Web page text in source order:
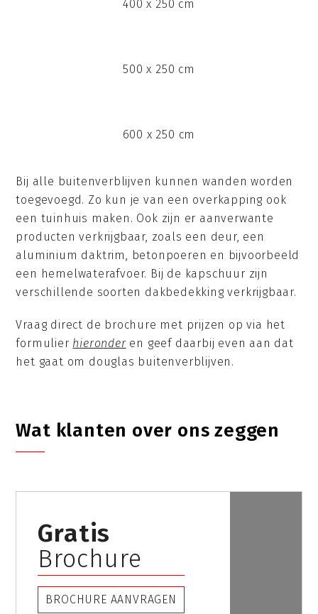
400 x 250 cm
500 x 250 cm
600 x 250 cm
Bij alle buitenverblijven kunnen wanden worden
toegevoegd. Zo kun je van een overkapping ook
een tuinhuis maken. Ook zijn er aanverwante
producten verkrijgbaar, zoals een deur, een
aluminium daktrim, betonpoeren en bijvoorbeeld
een hemelwaterafvoer. Bij de kapschuur zijn
verschillende soorten dakbedekking verkrijgbaar.
Vraag direct de brochure met prijzen op via het
formulier hieronderen geef daarbij even aan dat
het gaat om douglas buitenverblijven.
Wat klanten over ons zeggen
Gratis
Brochure
BROCHURE AANVRAGEN